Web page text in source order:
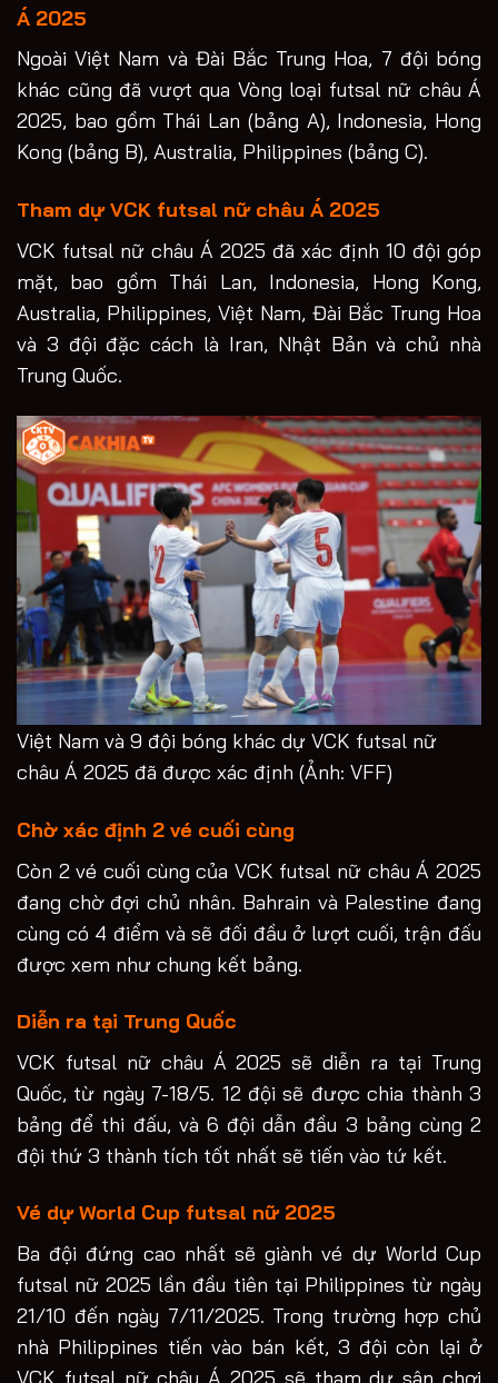
Á 2025
Ngoài Việt Nam và Đài Bắc Trung Hoa, 7 đội bóng
khác cũng đã vượt qua Vòng loại futsal nữ châu Á
2025, bao gồm Thái Lan (bảng A), Indonesia, Hong
Kong (bảng B), Australia, Philippines (bảng C).
Tham dự VCK futsal nữ châu Á 2025
VCK futsal nữ châu Á 2025 đã xác định 10 đội góp
mặt, bao gồm Thái Lan, Indonesia, Hong Kong,
Australia, Philippines, Việt Nam, Đài Bắc Trung Hoa
và 3 đội đặc cách là Iran, Nhật Bản và chủ nhà
Trung Quốc.
Việt Nam và 9 đội bóng khác dự VCK futsal nữ
châu Á 2025 đã được xác định (Ảnh: VFF)
Chờ xác định 2 vé cuối cùng
Còn 2 vé cuối cùng của VCK futsal nữ châu Á 2025
đang chờ đợi chủ nhân. Bahrain và Palestine đang
cùng có 4 điểm và sẽ đối đầu ở lượt cuối, trận đấu
được xem như chung kết bảng.
Diễn ra tại Trung Quốc
VCK futsal nữ châu Á 2025 sẽ diễn ra tại Trung
Quốc, từ ngày 7-18/5. 12 đội sẽ được chia thành 3
bảng để thi đấu, và 6 đội dẫn đầu 3 bảng cùng 2
đội thứ 3 thành tích tốt nhất sẽ tiến vào tứ kết.
Vé dự World Cup futsal nữ 2025
Ba đội đứng cao nhất sẽ giành vé dự World Cup
futsal nữ 2025 lần đầu tiên tại Philippines từ ngày
21/10 đến ngày 7/11/2025. Trong trường hợp chủ
nhà Philippines tiến vào bán kết, 3 đội còn lại ở
VCK futsal nữ châu Á 2025 sẽ tham dự sân chơi